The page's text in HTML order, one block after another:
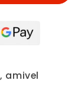
amivel